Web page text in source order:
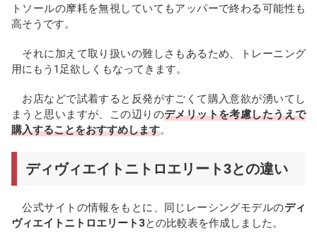
トソールの摩耗を無視していてもアッパーで終わる可能性も
高そうです。
それに加えて取り扱いの難しさもあるため、トレーニング
用にもう1足欲しくもなってきます。
お店などで試着すると反発がすごくて購入意欲が湧いてし
まうと思いますが、この辺りのデメリットを考慮したうえで
購入することをおすすめします。
ディヴィエイトニトロエリート3との違い
公式サイトの情報をもとに、同じレーシングモデルのディ
ヴィエイトニトロエリート3との比較表を作成しました。